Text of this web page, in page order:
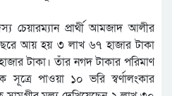
চেয়ারম্যান প্রার্থী আমজাদ আলীর
আয় হয় ৩ লাখ ৬৭ হাজার টাকা
টাকা। তাঁর নগদ টাকার পরিমাণ
পাওয়া ১০ ভরি স্বর্ণালংকার